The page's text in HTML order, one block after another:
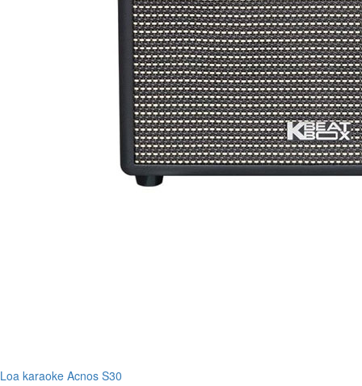
Loa karaoke Acnos S30